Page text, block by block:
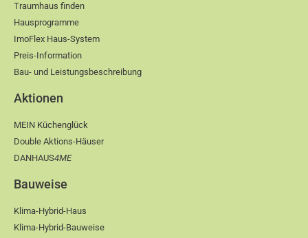
Traumhaus finden
Hausprogramme
ImoFlex Haus-System
Preis-Information
Bau- und Leistungsbeschreibung
Aktionen
MEIN Küchenglück
Double Aktions-Häuser
DANHAUS4ME
Bauweise
Klima-Hybrid-Haus
Klima-Hybrid-Bauweise